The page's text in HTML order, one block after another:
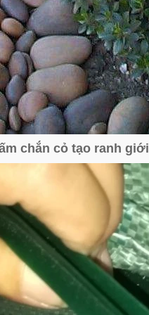
chắn cỏ tạo ranh